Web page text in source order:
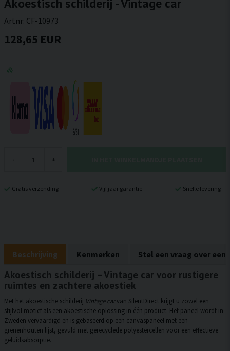
Akoestisch schilderij - Vintage car
Artnr: CF-10973
128,65 EUR
- +
Gratis verzending Vijf jaar garantie Snelle levering
Beschrijving Kenmerken Stel een vraag over een
Akoestisch schilderij – Vintage car voor rustigere
ruimtes en zachtere akoestiek
Met het akoestische schilderij Vintage carvan SilentDirect krijgt u zowel een
stijlvol motief als een akoestische oplossing in één product. Het paneel wordt in
Zweden vervaardigd en is gebaseerd op een canvaspaneel met een
grenenhouten lijst, gevuld met gerecyclede polyestercellen voor een effectieve
geluidsabsorptie.